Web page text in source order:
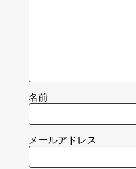
名前
メールアドレス